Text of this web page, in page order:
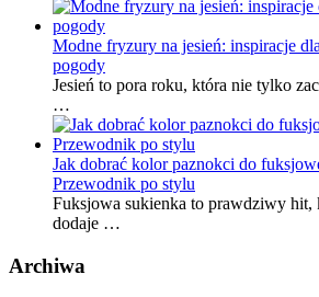
Modne fryzury na jesień: inspiracje
pogody
Jesień to pora roku, która nie tylko
…
Jak dobrać kolor paznokci do
Przewodnik po stylu
Fuksjowa sukienka to prawdziwy
dodaje …
Archiwa